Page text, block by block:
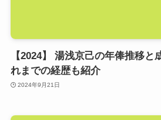
【2024】 湯浅京己の年俸推移と
れまでの経歴も紹介
2024年9月21日